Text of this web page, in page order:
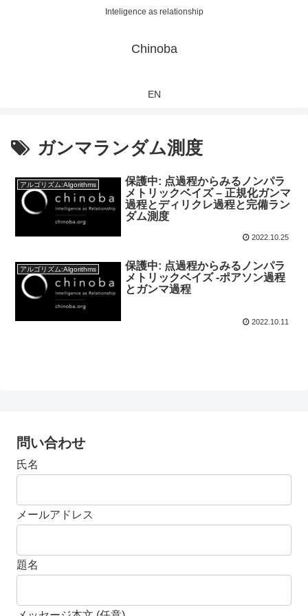
Inteligence as relationship
Chinoba
EN
ガンマランダム測度
アルゴリズム:Algorithms
保護中: 点過程からみるノンパラ
メトリックベイズ – 正規化ガンマ
過程とディリクレ過程と完備ラン
ダム測度
2022.10.25
アルゴリズム:Algorithms
保護中: 点過程からみるノンパラ
メトリックベイズ -ポアソン過程
とガンマ過程
2022.10.11
問い合わせ
氏名
メールアドレス
題名